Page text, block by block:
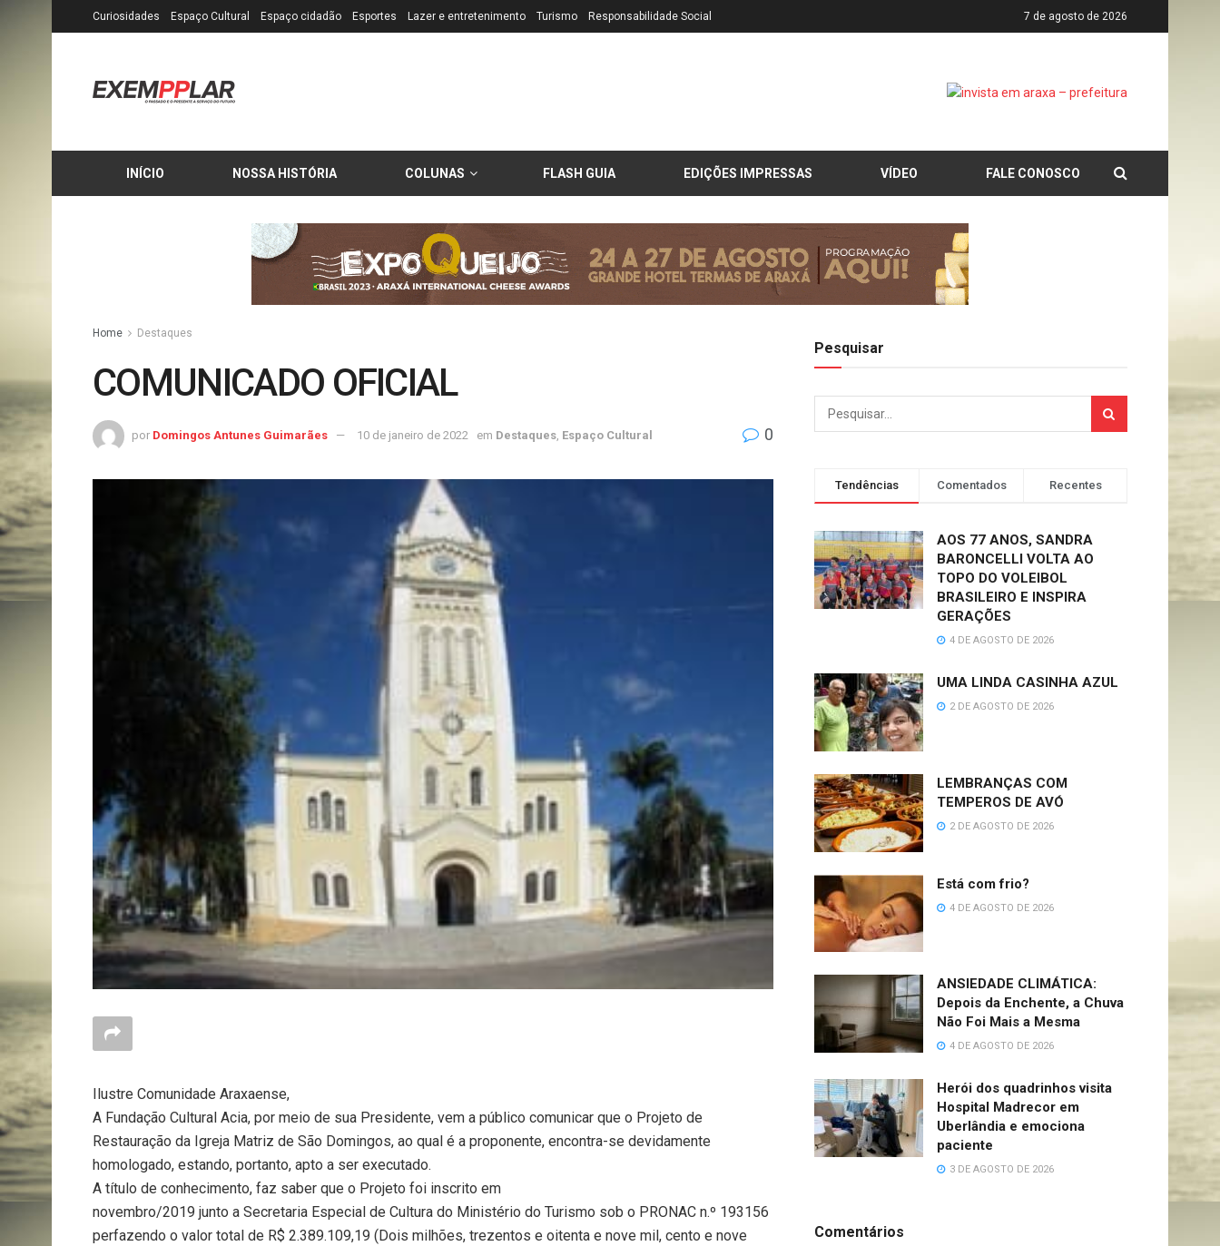
Curiosidades Espaço Cultural Espaço cidadão Esportes Lazer e entretenimento Turismo Responsabilidade Social 7 de agosto de 2026
INÍCIO NOSSA HISTÓRIA COLUNAS FLASH GUIA EDIÇÕES IMPRESSAS VÍDEO FALE CONOSCO
Home Destaques
COMUNICADO OFICIAL
por Domingos Antunes Guimarães 10 de janeiro de 2022 em Destaques Espaço Cultural 0
Ilustre Comunidade Araxaense,
A Fundação Cultural Acia, por meio de sua Presidente, vem a público comunicar que o Projeto de
Restauração da Igreja Matriz de São Domingos, ao qual é a proponente, encontra-se devidamente
homologado, estando, portanto, apto a ser executado.
A título de conhecimento, faz saber que o Projeto foi inscrito em
novembro/2019 junto a Secretaria Especial de Cultura do Ministério do Turismo sob o PRONAC n.º 193156
perfazendo o valor total de R$ 2.389.109,19 (Dois milhões, trezentos e oitenta e nove mil, cento e nove
Pesquisar
Tendências Comentados Recentes
AOS 77 ANOS, SANDRA
BARONCELLI VOLTA AO
TOPO DO VOLEIBOL
BRASILEIRO E INSPIRA
GERAÇÕES
4 DE AGOSTO DE 2026
UMA LINDA CASINHA AZUL
2 DE AGOSTO DE 2026
LEMBRANÇAS COM
TEMPEROS DE AVÓ
2 DE AGOSTO DE 2026
Está com frio?
4 DE AGOSTO DE 2026
ANSIEDADE CLIMÁTICA:
Depois da Enchente, a Chuva
Não Foi Mais a Mesma
4 DE AGOSTO DE 2026
Herói dos quadrinhos visita
Hospital Madrecor em
Uberlândia e emociona
paciente
3 DE AGOSTO DE 2026
Comentários